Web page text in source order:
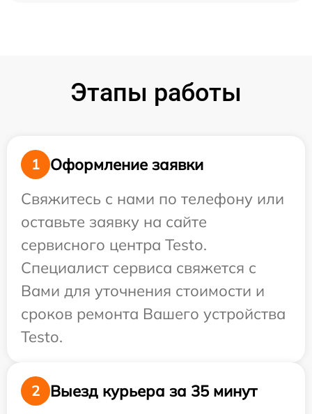
Этапы работы
1
Оформление заявки
Свяжитесь с нами по телефону или
оставьте заявку на сайте
сервисного центра Testo.
Специалист сервиса свяжется с
Вами для уточнения стоимости и
сроков ремонта Вашего устройства
Testo.
2 Выезд курьера за 35 минут